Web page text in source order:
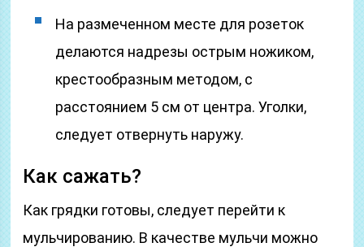
На размеченном месте для розеток
делаются надрезы острым ножиком,
крестообразным методом, с
расстоянием 5 см от центра. Уголки,
следует отвернуть наружу.
Как сажать?
Как грядки готовы, следует перейти к
мульчированию. В качестве мульчи можно